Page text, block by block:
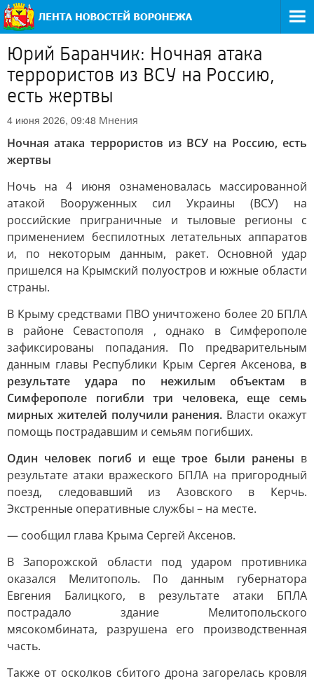
Юрий Баранчик: Ночная атака
террористов из ВСУ на Россию,
есть жертвы
4 июня 2026, 09:48 Мнения
Ночная атака террористов из ВСУ на Россию, есть
жертвы
Ночь на 4 июня ознаменовалась массированной
атакой Вооруженных сил Украины (ВСУ) на
российские приграничные и тыловые регионы с
применением беспилотных летательных аппаратов
и, по некоторым данным, ракет. Основной удар
пришелся на Крымский полуостров и южные области
страны.
В Крыму средствами ПВО уничтожено более 20 БПЛА
в районе Севастополя , однако в Симферополе
зафиксированы попадания. По предварительным
данным главы Республики Крым Сергея Аксенова, в
результате удара по нежилым объектам в
Симферополе погибли три человека, еще семь
мирных жителей получили ранения. Власти окажут
помощь пострадавшим и семьям погибших.
Один человек погиб и еще трое были ранены в
результате атаки вражеского БПЛА на пригородный
поезд, следовавший из Азовского в Керчь.
Экстренные оперативные службы – на месте.
— сообщил глава Крыма Сергей Аксенов.
В Запорожской области под ударом противника
оказался Мелитополь. По данным губернатора
Евгения Балицкого, в результате атаки БПЛА
пострадало здание Мелитопольского
мясокомбината, разрушена его производственная
часть.
Также от осколков сбитого дрона загорелась кровля